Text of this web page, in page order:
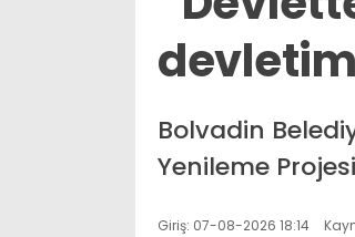
Bolvadin
Yenileme
Giriş: 07-08-2026 18:14